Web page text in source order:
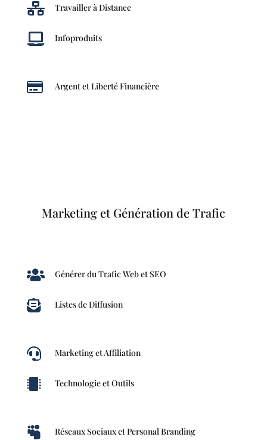
 Travailler à Distance
 Infoproduits
 Argent et Liberté Financière
Marketing et Génération de Trafic
 Générer du Trafic Web et SEO
 Listes de Diffusion
 Marketing et Affiliation
 Technologie et Outils
 Réseaux Sociaux et Personal Branding